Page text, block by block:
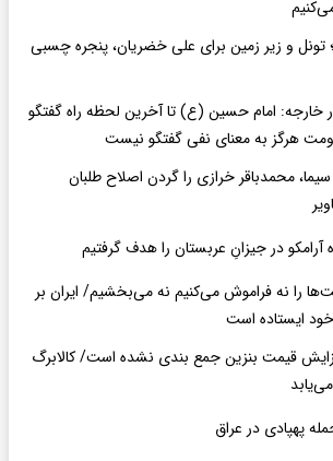
تونل و زیر زمین برای علی خضریان، پنجره چسبی
خارجه: امام حسین (ع) تا آخرین لحظه راه گفتگو
هرگز به معنای نفی گفتگو نیست
محمدباقر خرازی را گردن اصلاح طلبان
آرامکو در جیزانِ عربستان را هدف گرفتیم
را نه فراموش می‌کنیم نه می‌بخشیم/ ایران بر
ایستاده است
قیمت بنزین جمع بندی نشده است/ کالابرگ
پهپادی در عراق